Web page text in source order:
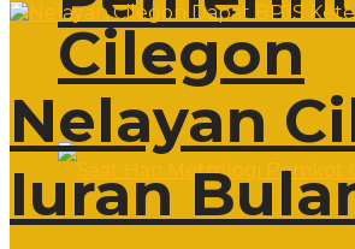
Cilegon
Nelayan
Iuran